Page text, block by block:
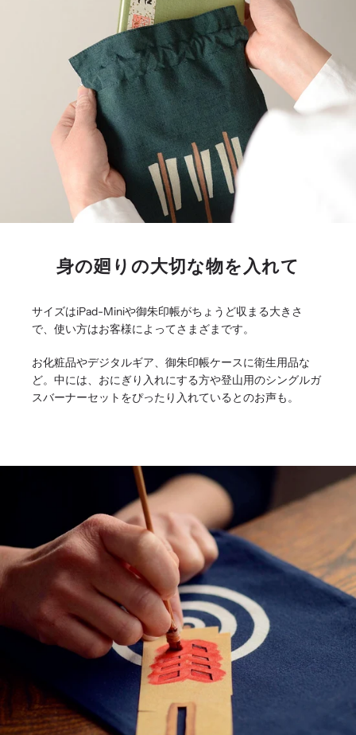
身の廻りの大切な物を入れて
サイズはiPad-Miniや御朱印帳がちょうど収まる大きさ
で、使い方はお客様によってさまざまです。
お化粧品やデジタルギア、御朱印帳ケースに衛生用品な
ど。中には、おにぎり入れにする方や登山用のシングルガ
スバーナーセットをぴったり入れているとのお声も。